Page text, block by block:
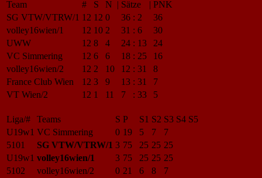
Team
# S N | Sätze | PNK
SG VTW/VTRW/1 12 12 0 36 : 2
36
volley16wien/1
12 10 2 31 : 6
30
UWW
12 8 4 24 : 13
24
VC Simmering
12 6 6 18 : 25
16
volley16wien/2
12 2 10 12 : 31
8
France Club Wien
12 3 9 13 : 31
7
VT Wien/2
12 1 11 7 : 33 5
Liga/# Teams S P S1 S2 S3 S4 S5
U19w1 VC Simmering 0 19 5 7
7
5101
SG VTW/VTRW/1 3 75 25 25 25
U19w1 volley16wien/1 3 75 25 25 25
5102
volley16wien/2 0 21 6 8
7